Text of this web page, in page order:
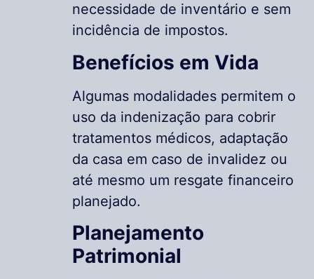
necessidade de inventário e sem
incidência de impostos.
Benefícios em Vida
Algumas modalidades permitem o
uso da indenização para cobrir
tratamentos médicos, adaptação
da casa em caso de invalidez ou
até mesmo um resgate financeiro
planejado.
Planejamento
Patrimonial